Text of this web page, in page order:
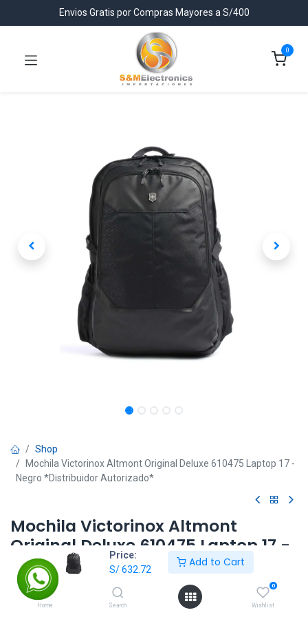
Price:
S/632.72
Add to Cart
Home Search
0
Wishlist
Envios Gratis por Compras Mayores a S/400
0
Shop
Mochila Victorinox Altmont Original Deluxe 610475 Laptop 17 -
Negro *Distribuidor Autorizado*
Mochila Victorinox Altmont
Original Deluxe 610475 Laptop 17 -
Negro *Distribuidor Autorizado*
S/632.72 719.00